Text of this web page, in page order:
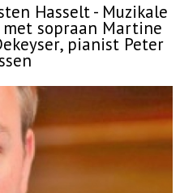
Hasselt - Muzikale
sopraan Martine
pianist Peter